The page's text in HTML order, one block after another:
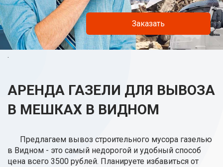
Заказать
.
АРЕНДА ГАЗЕЛИ ДЛЯ ВЫВОЗА
В МЕШКАХ В ВИДНОМ
Предлагаем вывоз строительного мусора газелью
в Видном - это самый недорогой и удобный способ
цена всего 3500 рублей. Планируете избавиться от